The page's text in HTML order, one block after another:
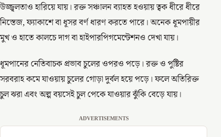
উজ্জ্বলতাও হারিয়ে যায়। রক্ত সঞ্চালন ব্যাহত হওয়ায় ত্বক ধীরে ধীরে
নিস্তেজ, ফ্যাকাশে বা ধূসর বর্ণ ধারণ করতে পারে। অনেক ধূমপায়ীর
মুখ ও হাতে কালচে দাগ বা হাইপারপিগমেন্টেশনও দেখা যায়।
ধূমপানের নেতিবাচক প্রভাব চুলের ওপরও পড়ে। রক্ত ও পুষ্টির
সরবরাহ কমে যাওয়ায় চুলের গোড়া দুর্বল হয়ে পড়ে। ফলে অতিরিক্ত
চুল ঝরা এবং অল্প বয়সেই চুল পেকে যাওয়ার ঝুঁকি বেড়ে যায়।
ADVERTISEMENTS